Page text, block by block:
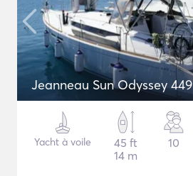
Jeanneau Sun Odyssey 449
Yacht à voile
45 ft
14 m
10